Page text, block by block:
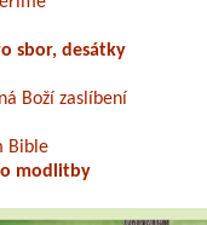
sbor, desátky
Boží zaslíbení
Bible
modlitby